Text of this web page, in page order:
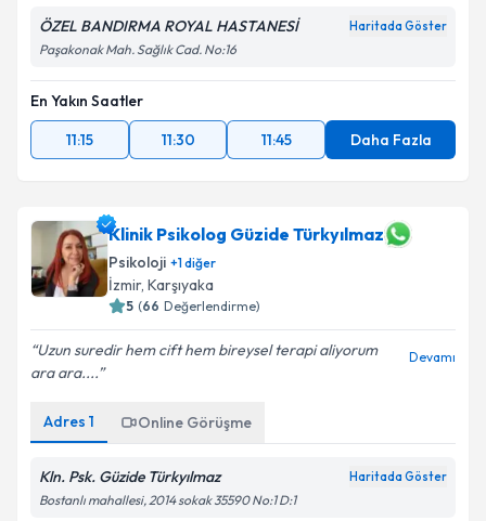
ÖZEL BANDIRMA ROYAL HASTANESİ
Paşakonak Mah. Sağlık Cad. No:16
En Yakın Saatler
11:15
11:30 11:45 Daha Fazla
Klinik Psikolog Güzide Türkyılmaz
Psikoloji diğer
İzmir,Karşıyaka
( Değerlendirme)
Uzun suredir hem cift hem bireysel terapi aliyorum
ara ara....
Adres 1 Online Görüşme
Kln. Psk. Güzide Türkyılmaz
Bostanlı mahallesi, 2014 sokak 35590 No:1 D:1